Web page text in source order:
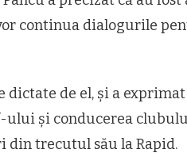
continua dialogurile
dictate de el, și a
ului și conducerea
trecutul său la Rapid.